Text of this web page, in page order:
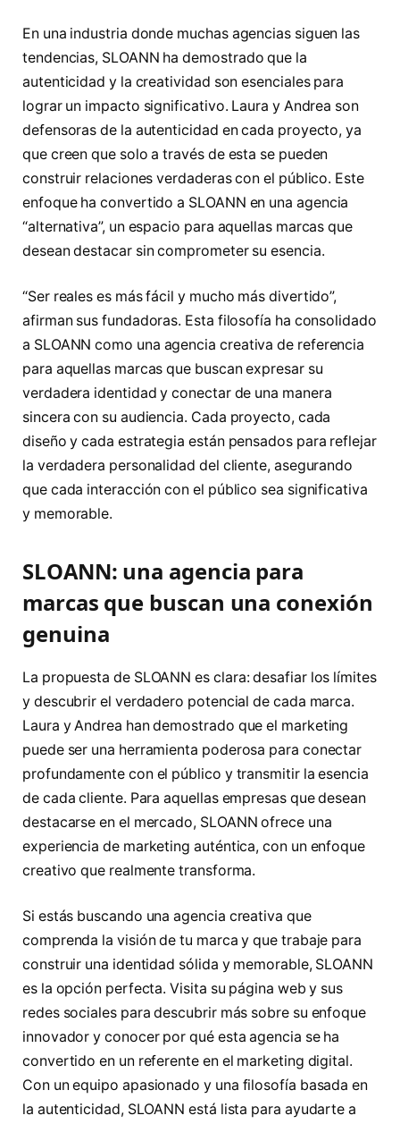
En una industria donde muchas agencias siguen las
tendencias, SLOANN ha demostrado que la
autenticidad y la creatividad son esenciales para
lograr un impacto significativo. Laura y Andrea son
defensoras de la autenticidad en cada proyecto, ya
que creen que solo a través de esta se pueden
construir relaciones verdaderas con el público. Este
enfoque ha convertido a SLOANN en una agencia
“alternativa”, un espacio para aquellas marcas que
desean destacar sin comprometer su esencia.
“Ser reales es más fácil y mucho más divertido”,
afirman sus fundadoras. Esta filosofía ha consolidado
a SLOANN como una agencia creativa de referencia
para aquellas marcas que buscan expresar su
verdadera identidad y conectar de una manera
sincera con su audiencia. Cada proyecto, cada
diseño y cada estrategia están pensados para reflejar
la verdadera personalidad del cliente, asegurando
que cada interacción con el público sea significativa
y memorable.
SLOANN: una agencia para
marcas que buscan una conexión
genuina
La propuesta de SLOANN es clara: desafiar los límites
y descubrir el verdadero potencial de cada marca.
Laura y Andrea han demostrado que el marketing
puede ser una herramienta poderosa para conectar
profundamente con el público y transmitir la esencia
de cada cliente. Para aquellas empresas que desean
destacarse en el mercado, SLOANN ofrece una
experiencia de marketing auténtica, con un enfoque
creativo que realmente transforma.
Si estás buscando una agencia creativa que
comprenda la visión de tu marca y que trabaje para
construir una identidad sólida y memorable, SLOANN
es la opción perfecta. Visita su página web y sus
redes sociales para descubrir más sobre su enfoque
innovador y conocer por qué esta agencia se ha
convertido en un referente en el marketing digital.
Con un equipo apasionado y una filosofía basada en
la autenticidad, SLOANN está lista para ayudarte a